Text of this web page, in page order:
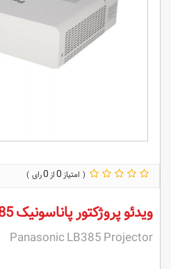
0
0
ویدئو پروژکتور پاناسونیک LB385
Panasonic LB385 Projector